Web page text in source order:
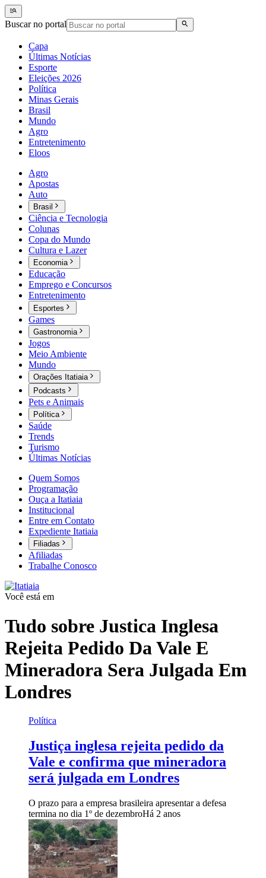
Buscar no portal
Capa
Últimas Notícias
Esporte
Eleições 2026
Política
Minas Gerais
Brasil
Mundo
Agro
Entretenimento
Eloos
Agro
Apostas
Auto
Brasil
Ciência e Tecnologia
Colunas
Copa do Mundo
Cultura e Lazer
Economia
Educação
Emprego e Concursos
Entretenimento
Esportes
Games
Gastronomia
Jogos
Meio Ambiente
Mundo
Orações Itatiaia
Podcasts
Pets e Animais
Política
Saúde
Trends
Turismo
Últimas Notícias
Quem Somos
Programação
Ouça a Itatiaia
Institucional
Entre em Contato
Expediente Itatiaia
Filiadas
Afiliadas
Trabalhe Conosco
Você está em
Tudo sobre Justica Inglesa
Rejeita Pedido Da Vale E
Mineradora Sera Julgada Em
Londres
Política
Justiça inglesa rejeita pedido da
Vale e confirma que mineradora
será julgada em Londres
O prazo para a empresa brasileira apresentar a defesa
termina no dia 1º de dezembroHá 2 anos